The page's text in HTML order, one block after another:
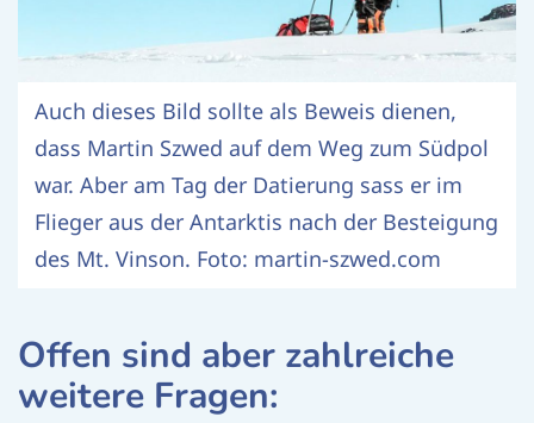
Auch dieses Bild sollte als Beweis dienen,
dass Martin Szwed auf dem Weg zum Südpol
war. Aber am Tag der Datierung sass er im
Flieger aus der Antarktis nach der Besteigung
des Mt. Vinson. Foto: martin-szwed.com
Offen sind aber zahlreiche
weitere Fragen: